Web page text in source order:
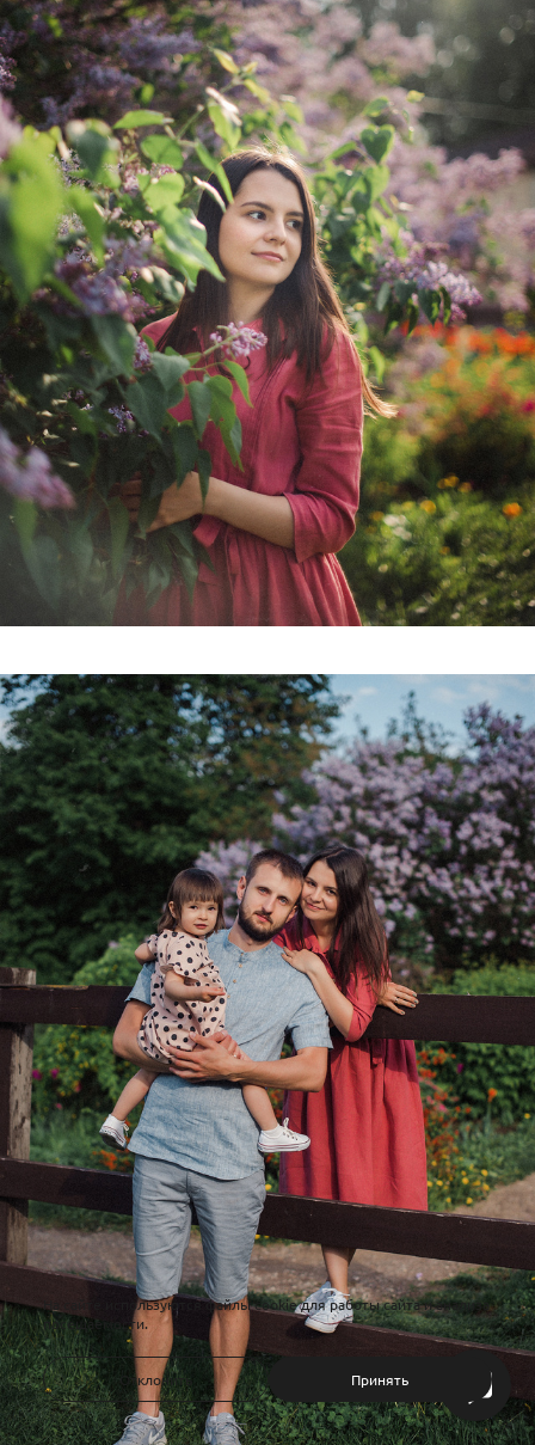
На сайте используются файлы cookie для работы сайта и анализа
посещаемости.
Отклонить Принять